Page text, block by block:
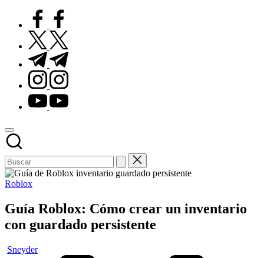
facebook.com
twitter.com
t.me
instagram.com
youtube.com
Publicado
Roblox
Guía Roblox: Cómo crear un inventario
con guardado persistente
Publicado
Sneyder